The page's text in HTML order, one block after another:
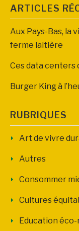
ARTICLES
Aux Pays-Bas, la
ferme laitière
Ces data centers
Burger King à
RUBRIQUES
Art de vivre
Autres
Consommer
Cultures
Education